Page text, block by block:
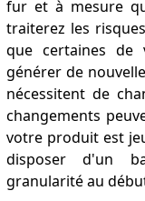
fur et à mesure
traiterez les
que certaines de
générer de
nécessitent de
changements
votre produit est
disposer d'un
granularité au